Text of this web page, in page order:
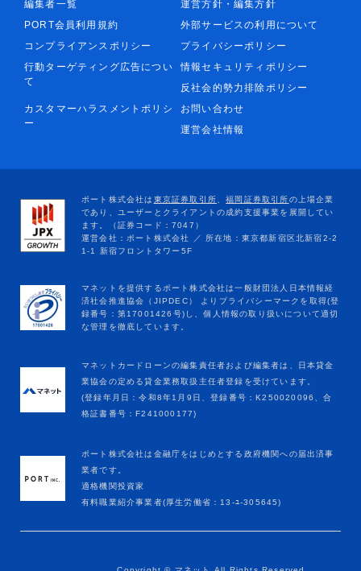
編集者一覧
運営方針・編集方針
PORT会員利用規約
外部サービスの利用について
コンプライアンスポリシー
プライバシーポリシー
行動ターゲティング広告につい
て
情報セキュリティポリシー
反社会的勢力排除ポリシー
カスタマーハラスメントポリシ
ー
お問い合わせ
運営会社情報
マネットカードローンの編集責任者および編集者は、日本貸金
業協会の定める貸金業務取扱主任者登録を受けています。
(登録年月日：令和8年1月9日、登録番号：K250020096、合
格証書番号：F241000177)
ポート株式会社は金融庁をはじめとする政府機関への届出済事
業者です。
適格機関投資家
有料職業紹介事業者(厚生労働省：13-ﾕ-305645)